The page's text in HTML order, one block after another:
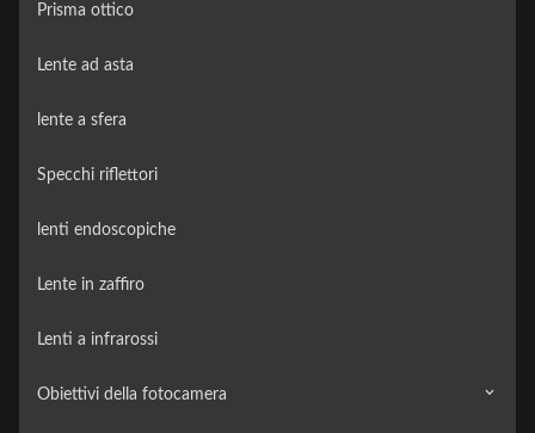
Prisma ottico
Lente ad asta
lente a sfera
Specchi riflettori
lenti endoscopiche
Lente in zaffiro
Lenti a infrarossi
Obiettivi della fotocamera